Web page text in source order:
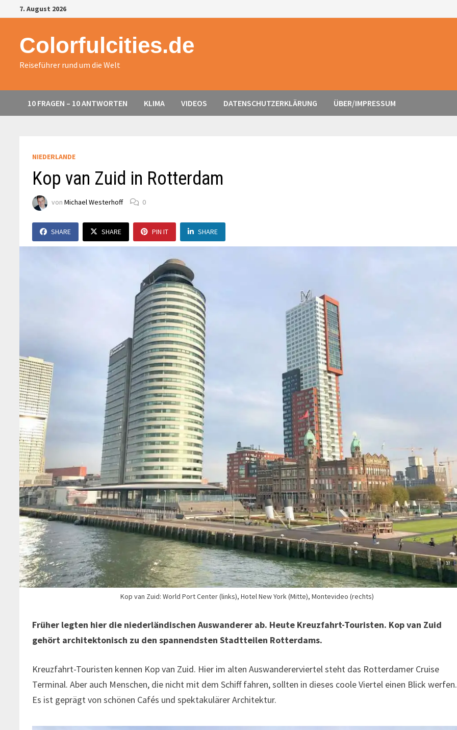
Zurück
zum
7. August 2026
Colorfulcities.de
Reiseführer rund um die Welt
10 FRAGEN – 10 ANTWORTEN KLIMA VIDEOS DATENSCHUTZERKLÄRUNG ÜBER/IMPRESSUM
NIEDERLANDE
Kop van Zuid in Rotterdam
vonMichael Westerhoff 0
SHARE SHARE PIN IT SHARE
Kop van Zuid: World Port Center (links), Hotel New York (Mitte), Montevideo (rechts)
Früher legten hier die niederländischen Auswanderer ab. Heute Kreuzfahrt-Touristen. Kop van Zuid
gehört architektonisch zu den spannendsten Stadtteilen Rotterdams.
Kreuzfahrt-Touristen kennen Kop van Zuid. Hier im alten Auswandererviertel steht das Rotterdamer Cruise
Terminal. Aber auch Menschen, die nicht mit dem Schiff fahren, sollten in dieses coole Viertel einen Blick werfen.
Es ist geprägt von schönen Cafés und spektakulärer Architektur.